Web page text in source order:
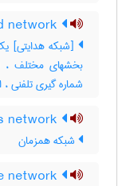
[شبکه هدایتی]
بخشهای مختلف ،
شماره گیری تلفنی ،
شبکه همزمان